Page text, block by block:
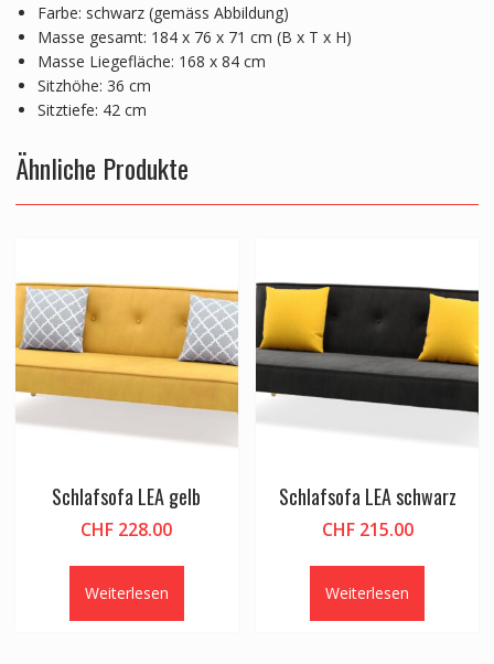
Farbe: schwarz (gemäss Abbildung)
Masse gesamt: 184 x 76 x 71 cm (B x T x H)
Masse Liegefläche: 168 x 84 cm
Sitzhöhe: 36 cm
Sitztiefe: 42 cm
Ähnliche Produkte
Schlafsofa LEA gelb
CHF 228.00
Weiterlesen
Schlafsofa LEA schwarz
CHF215.00
Weiterlesen